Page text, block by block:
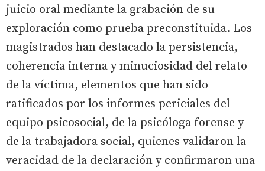
juicio oral mediante la grabación de su
exploración como prueba preconstituida. Los
magistrados han destacado la persistencia,
coherencia interna y minuciosidad del relato
de la víctima, elementos que han sido
ratificados por los informes periciales del
equipo psicosocial, de la psicóloga forense y
de la trabajadora social, quienes validaron la
veracidad de la declaración y confirmaron una